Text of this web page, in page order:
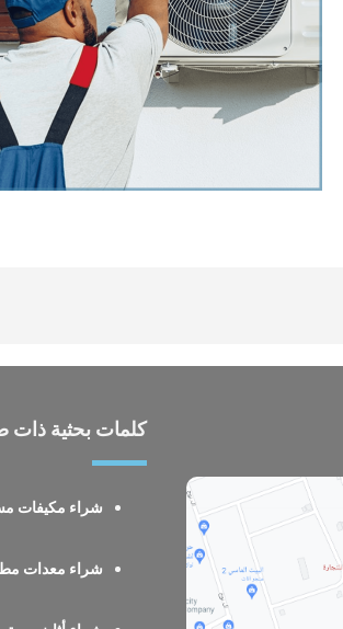
كلمات بحثية ذات
شراء مكيفات
شراء معدات